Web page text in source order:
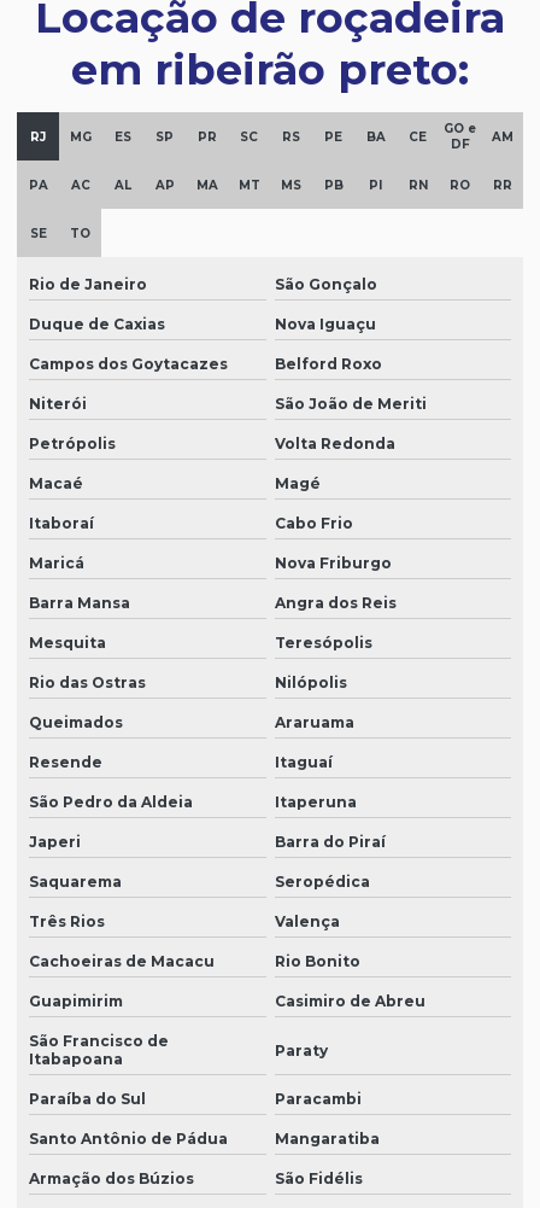
Locação de roçadeira
em ribeirão preto:
RJ MG ES SP PR SC RS PE BA CE
GO e
DF
AM
PA AC AL AP MA MT MS PB PI RN RO RR
SE TO
Rio de Janeiro São Gonçalo
Duque de Caxias Nova Iguaçu
Campos dos Goytacazes Belford Roxo
Niterói São João de Meriti
Petrópolis Volta Redonda
Macaé Magé
Itaboraí Cabo Frio
Maricá Nova Friburgo
Barra Mansa Angra dos Reis
Mesquita Teresópolis
Rio das Ostras Nilópolis
Queimados Araruama
Resende Itaguaí
São Pedro da Aldeia Itaperuna
Japeri Barra do Piraí
Saquarema Seropédica
Três Rios Valença
Cachoeiras de Macacu Rio Bonito
Guapimirim Casimiro de Abreu
São Francisco de
Itabapoana
Paraty
Paraíba do Sul Paracambi
Santo Antônio de Pádua Mangaratiba
Armação dos Búzios São Fidélis